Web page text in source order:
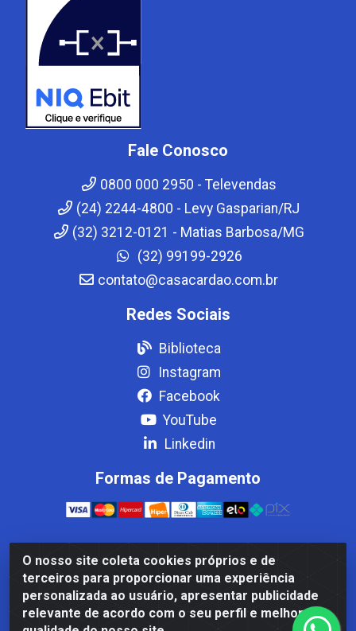
O nosso site coleta cookies próprios e de
terceiros para proporcionar uma experiência
personalizada ao usuário, apresentar publicidade
relevante de acordo com o seu perfil e melhorar a
Fale Conosco
0800 000 2950 - Televendas
(24) 2244-4800 - Levy Gasparian/RJ
(32) 3212-0121 - Matias Barbosa/MG
(32) 99199-2926
contato@casacardao.com.br
Redes Sociais
Biblioteca
Instagram
Facebook
YouTube
Linkedin
Formas de Pagamento
Casa Cardão LTDA - Av. Amaral Peixoto, 910 - Afonso
ArinosCom, Levy Gasparian/RJ - CEP 25.875-000 - CNPJ
32.287.542/0001-83